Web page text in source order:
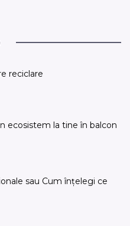
reciclare
ecosistem la tine în balcon
sau Cum înțelegi ce